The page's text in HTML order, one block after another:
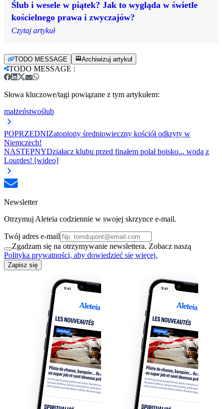
Ślub i wesele w piątek? Jak to wygląda w świetle
kościelnego prawa i zwyczajów?
Czytaj artykuł
TODO MESSAGE Archiwizuj artykuł
TODO MESSAGE :
Słowa kluczowe/tagi powiązane z tym artykułem:
małżeństwoślub
POPRZEDNIZatopiony średniowieczny kościół odkryty w
Niemczech!
NASTĘPNYDziałacz klubu przed finałem polał boisko... wodą z
Lourdes! [wideo]
Newsletter
Otrzymuj Aleteia codziennie w swojej skrzynce e-mail.
Twój adres e-mail
Zgadzam się na otrzymywanie newslettera. Zobacz naszą
Polityka prywatności, aby dowiedzieć się więcej.
Zapisz się